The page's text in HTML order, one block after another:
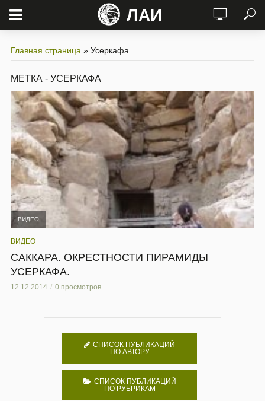
ЛАИ
Главная страница » Усеркафа
МЕТКА - УСЕРКАФА
ВИДЕО
ВИДЕО
САККАРА. ОКРЕСТНОСТИ ПИРАМИДЫ
УСЕРКАФА.
12.12.2014 0 просмотров
СПИСОК ПУБЛИКАЦИЙ
ПО АВТОРУ
СПИСОК ПУБЛИКАЦИЙ
ПО РУБРИКАМ